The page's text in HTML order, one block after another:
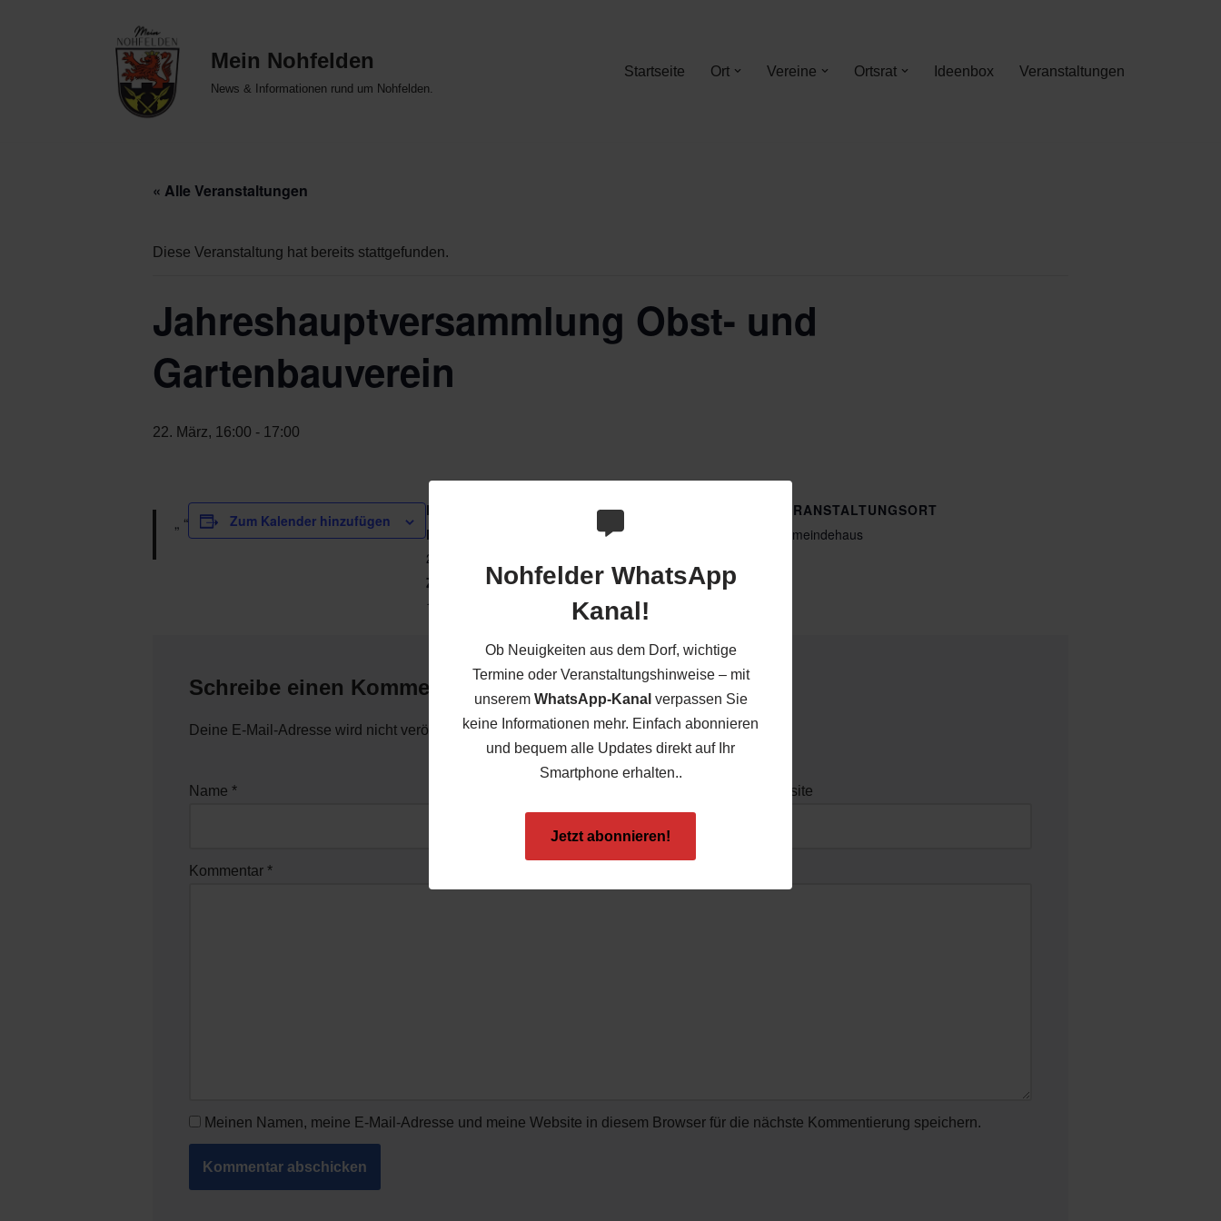
Nohfelder WhatsApp
Kanal!
Ob Neuigkeiten aus dem Dorf, wichtige
Termine oder Veranstaltungshinweise – mit
unserem WhatsApp-Kanal verpassen Sie
keine Informationen mehr. Einfach abonnieren
und bequem alle Updates direkt auf Ihr
Smartphone erhalten..
Jetzt abonnieren!
Mein Nohfelden
News & Informationen rund um Nohfelden.
Startseite Ort Vereine Ortsrat Ideenbox Veranstaltungen
« Alle Veranstaltungen
Diese Veranstaltung hat bereits stattgefunden.
Jahreshauptversammlung Obst- und
Gartenbauverein
22. März, 16:00 - 17:00
Zum Kalender hinzufügen
DETAILS
Datum:
22. März
Zeit:
16:00 - 17:00
VERANSTALTER
Obst- und
VERANSTALTUNGSORT
Gemeindehaus
Schreibe einen Kommentar
Deine E-Mail-Adresse wird nicht veröffentlicht. Erforderliche Felder sind mit* markiert
Name * Website
Kommentar *
Meinen Namen, meine E-Mail-Adresse und meine Website in diesem Browser für die nächste Kommentierung speichern.